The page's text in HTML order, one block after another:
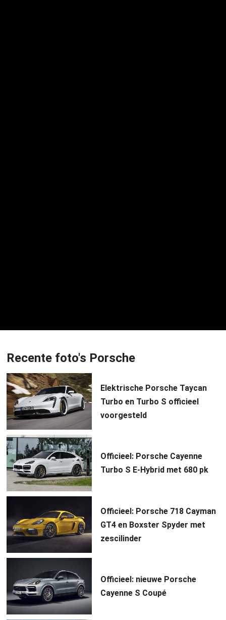
Recente foto's Porsche
Elektrische Porsche Taycan
Turbo en Turbo S officieel
voorgesteld
Officieel: Porsche Cayenne
Turbo S E-Hybrid met 680 pk
Officieel: Porsche 718 Cayman
GT4 en Boxster Spyder met
zescilinder
Officieel: nieuwe Porsche
Cayenne S Coupé